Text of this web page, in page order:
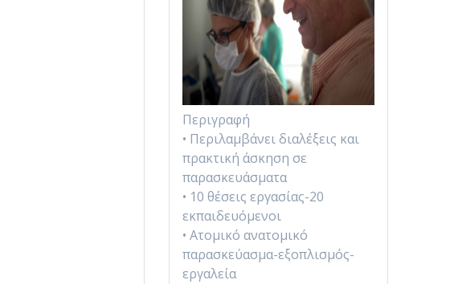
Περιγραφή
• Περιλαμβάνει διαλέξεις και
πρακτική άσκηση σε
παρασκευάσματα
• 10 θέσεις εργασίας-20
εκπαιδευόμενοι
• Ατομικό ανατομικό
παρασκεύασμα-εξοπλισμός-
εργαλεία